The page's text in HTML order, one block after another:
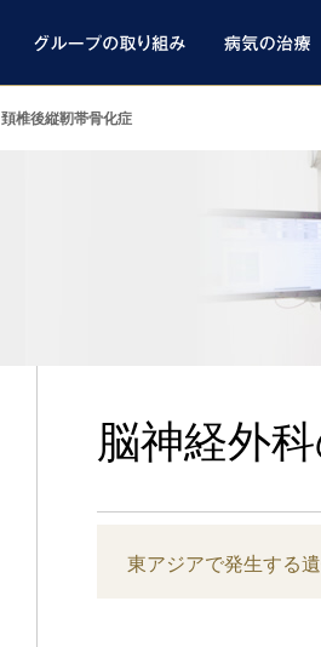
頚椎後縦靭帯骨化症
脳神経外
東アジアで発生する